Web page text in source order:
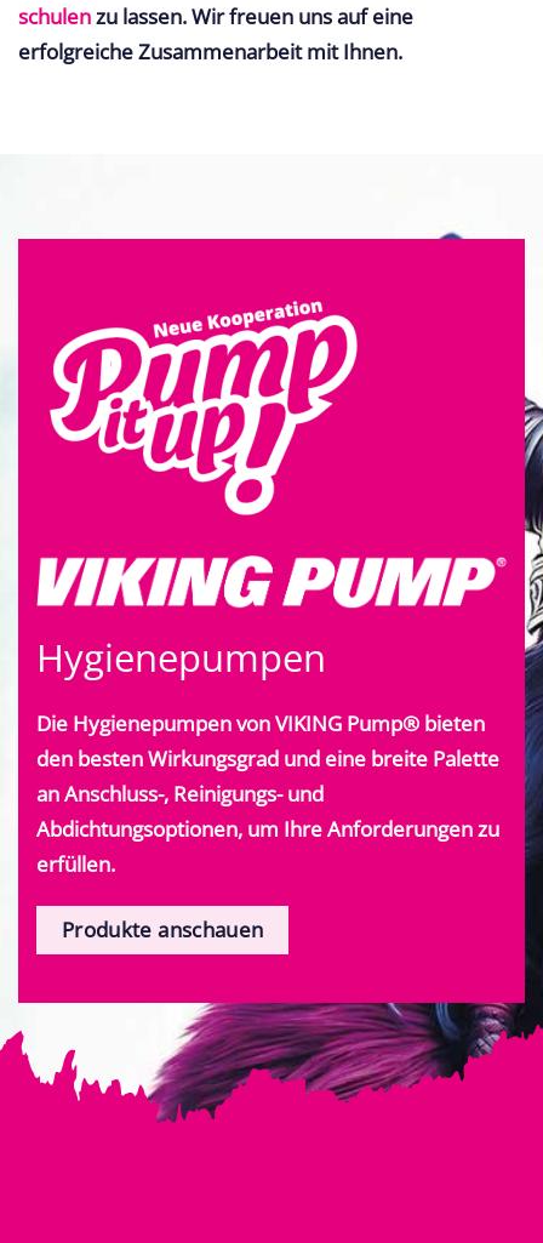
schulenzu lassen. Wir freuen uns auf eine
erfolgreiche Zusammenarbeit mit Ihnen.
Hygienepumpen
Die Hygienepumpen von VIKING Pump® bieten
den besten Wirkungsgrad und eine breite Palette
an Anschluss-, Reinigungs- und
Abdichtungsoptionen, um Ihre Anforderungen zu
erfüllen.
Produkte anschauen